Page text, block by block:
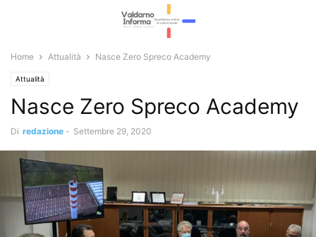
Home Attualità Nasce Zero Spreco Academy
Attualità
Nasce Zero Spreco Academy
Di redazione - Settembre 29, 2020